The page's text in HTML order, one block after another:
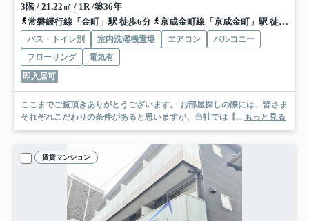
3階 / 21.22㎡ / 1R /築36年
常磐緩行線「金町」駅 徒歩6分
京成金町線「京成金町」駅 徒歩6分
バス・トイレ別 室内洗濯機置場 エアコン
バルコニー
フローリング
電気有
即入居可
ここまでご覧頂きありがとうございます。 お部屋探しの際には、皆さま
それぞれこだわりの条件があると思いますが、当社では【... もっと見る
賃貸マンション